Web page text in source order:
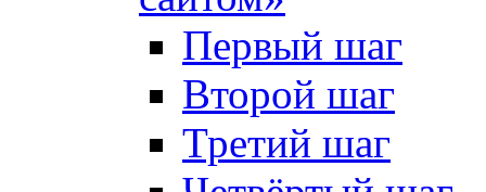
Первый шаг
Второй шаг
Третий шаг